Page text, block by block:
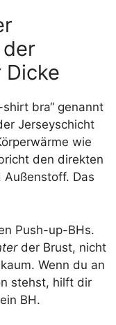
bra“ genannt
Jerseyschicht
wie
den direkten
Außenstoff. Das
Push-up-BHs.
der Brust, nicht
Wenn du an
stehst, hilft dir
BH.